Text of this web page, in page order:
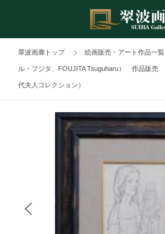
翠波画廊トップ 絵画販売・アート作品一覧
ル・フジタ、FOUJITA Tsuguharu） 作品販売
代夫人コレクション）